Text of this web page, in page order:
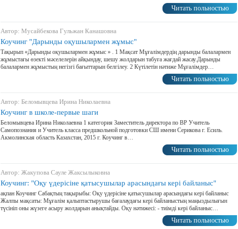
Читать польностью
Автор: Мусайбекова Гульжан Канашовна
Коучинг "Дарынды оқушылармен жұмыс"
Тақырып «Дарынды оқушылармен жұмыс » . 1 Мақсат Мұғалімдердің дарынды балалармен
жұмыстағы өзекті мәселелерін айқындау, шешу жолдарын табуға жағдай жасау.Дарынды
балалармен жұмыстың негізгі бағыттарын белгілеу. 2 Күтілетін нәтиже Мұғалімдер…
Читать польностью
Автор: Беломывцева Ирина Николаевна
Коучинг в школе-первые шаги
Беломывцева Ирина Николаевна 1 категория Заместитель директора по ВР Учитель
Самопознания и Учитель класса предшкольной подготовки СШ имени Серикова г. Есиль.
Акмолинская область Казахстан, 2015 г. Коучинг в…
Читать польностью
Автор: Жакупова Сауле Жаксылыковна
Коучинг: "Оқу үдерісіне қатысушылар арасындағы кері байланыс"
ақпан Коучинг Сабақтың тақырыбы: Оқу үдерісіне қатысушылар арасындағы кері байланыс
Жалпы мақсаты: Мұғалім қалыптастырушы бағалаудағы кері байланыстың маңыздылығын
түсініп оны жүзеге асыру жолдарын анықтайды. Оқу нәтижесі: - тиімді кері байланыс…
Читать польностью